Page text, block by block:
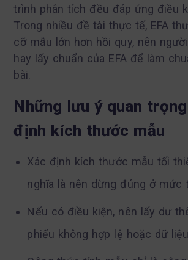
trình phân tích đều đáp ứng điều
Trong nhiều đề tài thực tế, EFA
cỡ mẫu lớn hơn hồi quy, nên
hay lấy chuẩn của EFA để làm
bài.
Những lưu ý quan
định kích thước mẫu
Xác định kích thước mẫu tối
nghĩa là nên dừng đúng ở mức
Nếu có điều kiện, nên lấy dư
phiếu không hợp lệ hoặc dữ